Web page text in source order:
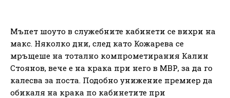
Мъпет шоуто в служебните кабинети се вихри на
макс. Няколко дни, след като Кожарева се
мръщеше на тотално компрометирания Калин
Стоянов, вече е на крака при него в МВР, за да го
калесва за поста. Подобно унижение премиер да
обикаля на крака по кабинетите при